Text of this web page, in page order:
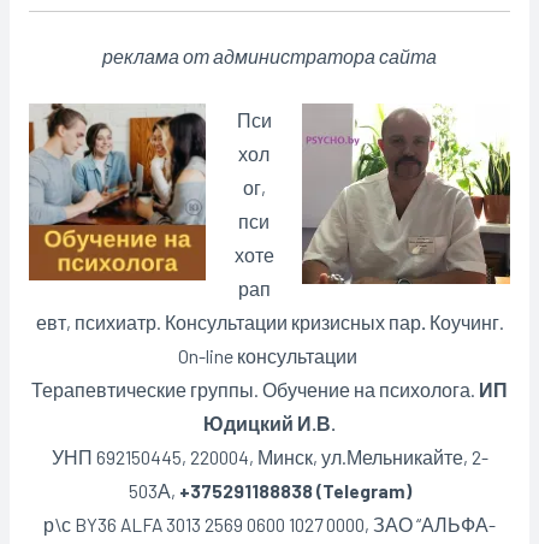
реклама от администратора сайта
Пси
хол
ог,
пси
хоте
рап
евт, психиатр. Консультации кризисных пар. Коучинг.
On-line консультации
Терапевтические группы. Обучение на психолога. ИП
Юдицкий И.В.
УНП 692150445, 220004, Минск, ул.Мельникайте, 2-
503А, +375291188838 (Telegram)
р\с BY36 ALFA 3013 2569 0600 1027 0000, ЗАО “АЛЬФА-